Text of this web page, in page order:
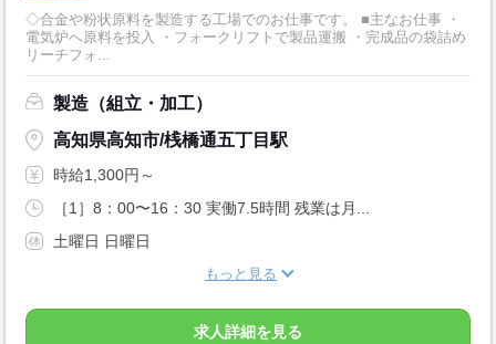
◇合金や粉状原料を製造する工場でのお仕事です。 ■主なお仕事 ・
電気炉へ原料を投入 ・フォークリフトで製品運搬 ・完成品の袋詰め
リーチフォ...
製造（組立・加工）
高知県高知市/桟橋通五丁目駅
時給1,300円～
［1］8：00〜16：30 実働7.5時間 残業は月...
土曜日 日曜日
もっと見る
求人詳細を見る